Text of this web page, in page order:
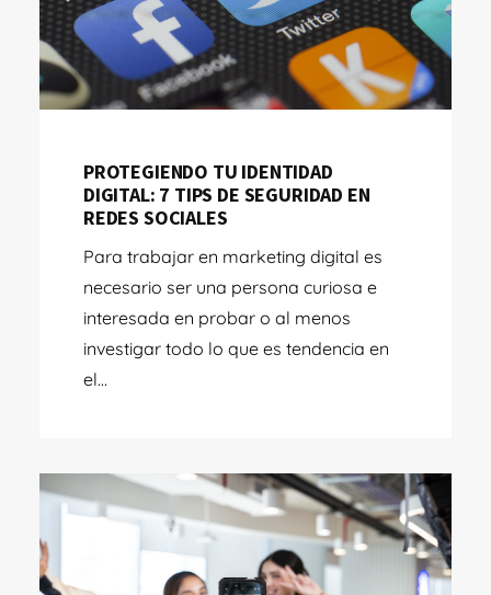
PROTEGIENDO TU IDENTIDAD
DIGITAL: 7 TIPS DE SEGURIDAD EN
REDES SOCIALES
Para trabajar en marketing digital es
necesario ser una persona curiosa e
interesada en probar o al menos
investigar todo lo que es tendencia en
el...